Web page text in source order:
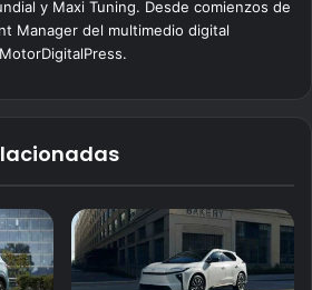
y Maxi Tuning. Desde comienzos de
Manager del multimedio digital
MotorDigitalPress.